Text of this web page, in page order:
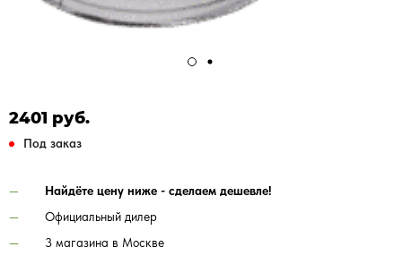
2401 руб.
Под заказ
Найдёте цену ниже - сделаем дешевле!
Официальный дилер
3 магазина в Москве